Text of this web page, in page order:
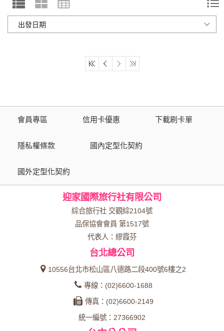
會員專區 信用卡優惠 下載刷卡單
隱私權條款 國內定型化契約
國外定型化契約
迎家國際旅行社有限公司
綜合旅行社 交觀綜2104號
品保協會會員 第1517號
代表人：繆霞芬
台北總公司
10556台北市松山區八德路二段400號6樓之2
專線：(02)6600-1688
傳真：(02)6600-2149
統一編號：27366902